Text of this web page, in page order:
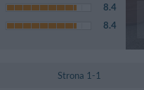
8.4
8.4
Strona 1-1